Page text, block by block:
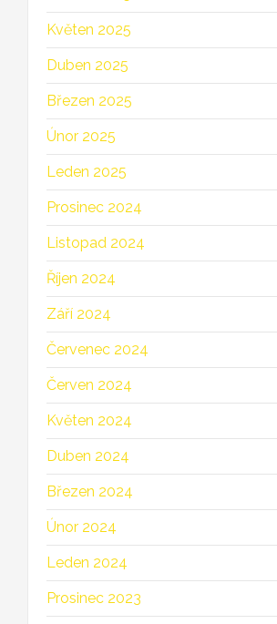
Květen 2025
Duben 2025
Březen 2025
Únor 2025
Leden 2025
Prosinec 2024
Listopad 2024
Říjen 2024
Září 2024
Červenec 2024
Červen 2024
Květen 2024
Duben 2024
Březen 2024
Únor 2024
Leden 2024
Prosinec 2023